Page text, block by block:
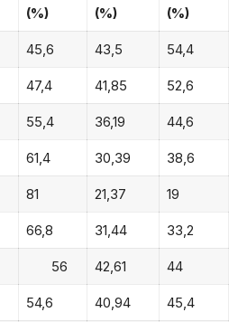
(%)
(%)
(%)
45,6 43,5 54,4
47,4 41,85 52,6
55,4 36,19 44,6
61,4 30,39 38,6
81 21,37 19
66,8 31,44 33,2
56 42,61 44
54,6 40,94 45,4